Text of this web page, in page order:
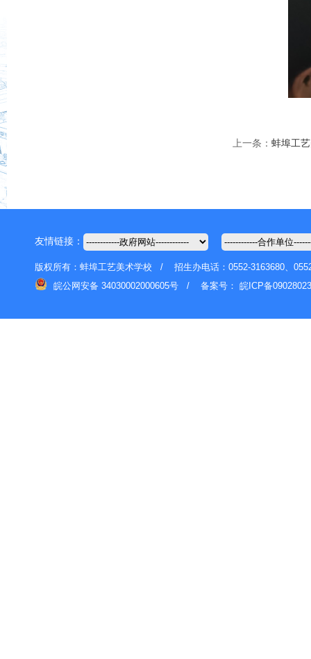
上一条： 蚌埠工
友情链接：
版权所有：蚌埠工艺美术学校 / 招生办电话：0552-3163680、
皖公网安备 34030002000605号 / 备案号： 皖ICP备